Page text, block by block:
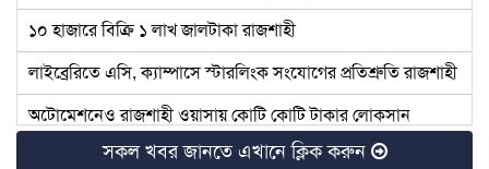
১০ হাজারে বিক্রি ১ লাখ জালটাকা রাজশাহী
লাইব্রেরিতে এসি, ক্যাম্পাসে স্টারলিংক সংযোগের প্রতিশ্রুতি রাজশাহী
অটোমেশনেও রাজশাহী ওয়াসায় কোটি কোটি টাকার লোকসান
রাজশাহীতে বিপিএল আয়োজন করতে কী কী উদ্যোগ নিচ্ছে বিসিবি
সকল খবর জানতে এখানে ক্লিক করুন